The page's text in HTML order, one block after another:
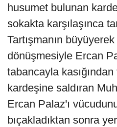
husumet bulunan
sokakta karşılaşınca
Tartışmanın
dönüşmesiyle Ercan
tabancayla
kardeşine saldıran
Ercan Palaz'ı
bıçakladıktan sonra